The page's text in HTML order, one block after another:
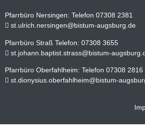
Pfarrbüro Nersingen: Telefon 07308 2381
st.ulrich.nersingen@bistum-augsburg.de
Pfarrbüro Straß Telefon: 07308 3655
st.johann.baptist.strass@bistum-
Pfarrbüro Oberfahlheim: Telefon 07308 2816
st.dionysius.oberfahlheim@bistum-